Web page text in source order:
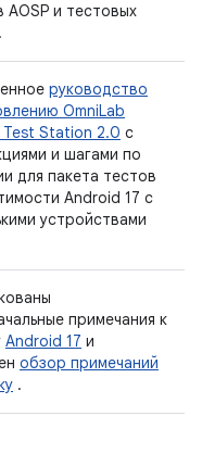
AOSP и тестовых
руководство
OmniLab
Station 2.0 с
и шагами по
для пакета тестов
Android 17 с
устройствами
примечания к
Android 17 и
обзор примечаний
.